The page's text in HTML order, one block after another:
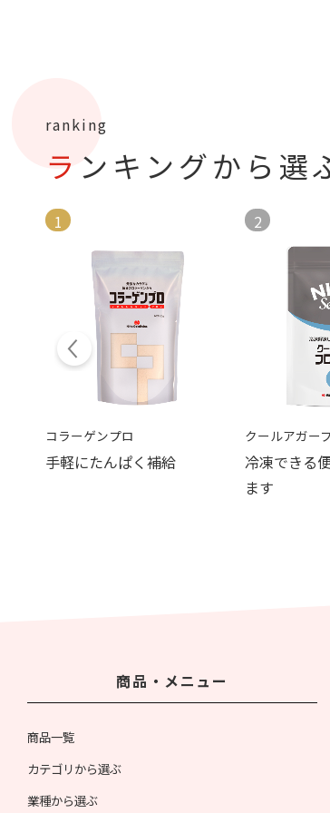
ranking
ランキングから選
1
コラーゲンプロ
手軽にたんぱく補給
2
クールアガー
冷凍できる
ます
商品・メニュー
商品一覧
カテゴリから選ぶ
業種から選ぶ